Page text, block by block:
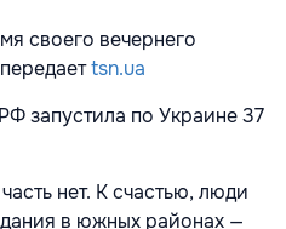
своего вечернего
tsn.ua
запустила по Украине 37
нет. К счастью, люди
в южных районах —